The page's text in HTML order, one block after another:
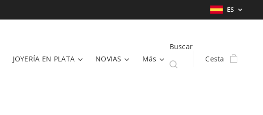
ES
JOYERÍA EN PLATA NOVIAS Más
Buscar
Cesta